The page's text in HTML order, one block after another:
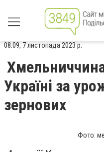
08:09, 7 листопада 2023 р.
Україні за
зернових
Фото: